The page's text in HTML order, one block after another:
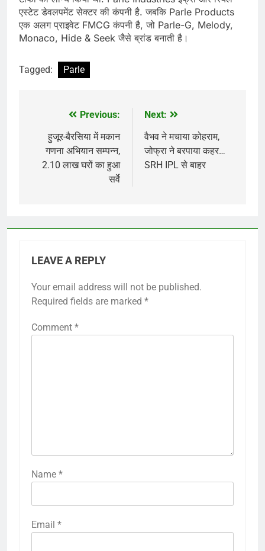
एस्टेट डेवलपमेंट सेक्टर की कंपनी है. जबकि Parle Products
एक अलग प्राइवेट FMCG कंपनी है, जो Parle-G, Melody,
Monaco, Hide & Seek जैसे ब्रांड बनाती है।
Tagged: Parle
navigation
Previous:
हुजूर-बैरसिया में मकान
गणना अभियान सम्पन्न,
2.10 लाख घरों का हुआ
सर्वे
Next:
वैभव ने मचाया कोहराम,
जोफ्रा ने बरपाया कहर…
SRH IPL से बाहर
LEAVE A REPLY
Your email address will not be published.
Required fields are marked *
Comment *
Name *
Email *